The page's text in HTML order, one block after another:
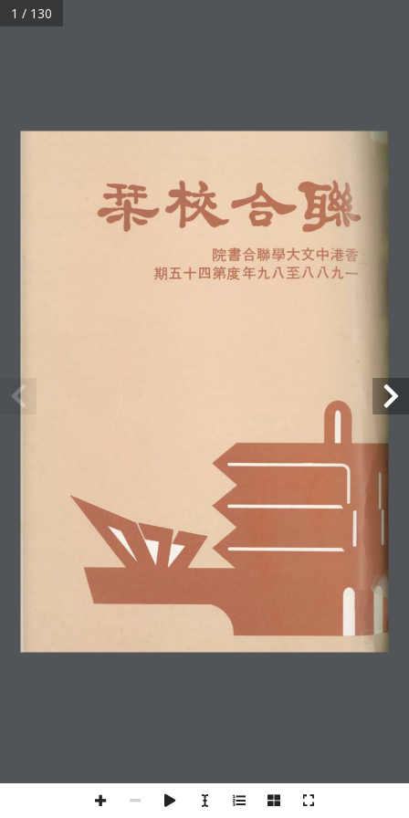
網頁指南 提出意見 無障礙支援
私隱政策
免責聲明
© 2026 香港中文大學聯合書院 版權所有
1 / 130